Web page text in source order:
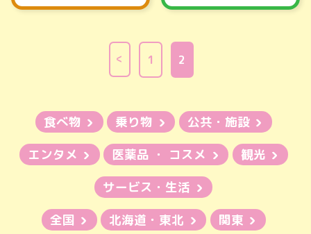
1 2
食べ物 乗り物
公共・施設
エンタメ
医薬品 ・ コスメ
観光
サービス・生活
全国
北海道・東北 関東